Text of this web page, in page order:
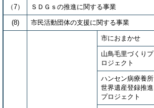
（7） ＳＤＧｓの推進に関する事業
(8) 市民活動団体の支援に関する事業
市におまかせ
山鳥毛里づくりプ
ロジェクト
ハンセン病療養所
世界遺産登録推進
プロジェクト